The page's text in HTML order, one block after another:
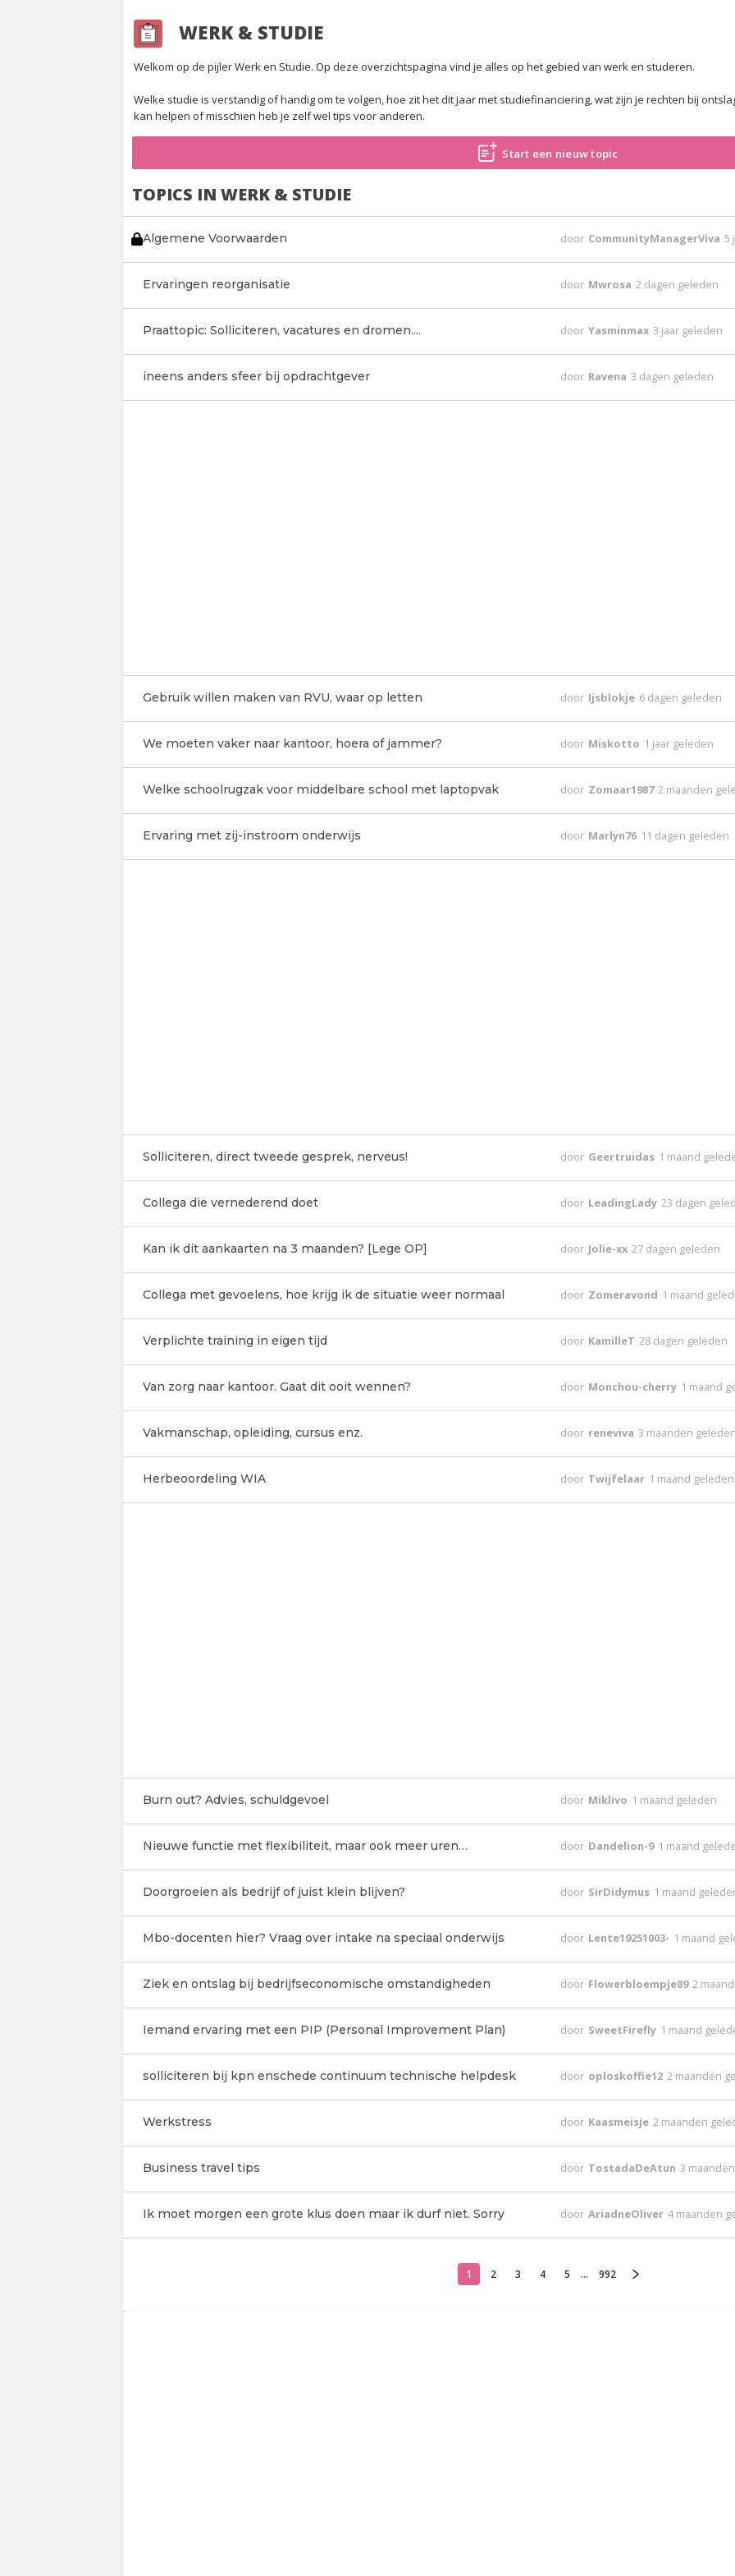
WERK & STUDIE
Welkom op de pijler Werk en Studie. Op deze overzichtspagina vind je alles op het gebied van werk en studeren.
Welke studie is verstandig of handig om te volgen, hoe zit het dit jaar met studiefinanciering, wat zijn je rechten bij
kan helpen of misschien heb je zelf wel tips voor anderen.
Start een nieuw topic
TOPICS IN WERK & STUDIE
Algemene Voorwaarden door CommunityManagerViva 5
Ervaringen reorganisatie door Mwrosa 2 dagen geleden
Praattopic: Solliciteren, vacatures en dromen.... door Yasminmax 3 jaar geleden
ineens anders sfeer bij opdrachtgever door Ravena 3 dagen geleden
Gebruik willen maken van RVU, waar op letten door Ijsblokje 6 dagen geleden
We moeten vaker naar kantoor, hoera of jammer? door Miskotto 1 jaar geleden
Welke schoolrugzak voor middelbare school met laptopvak door Zomaar1987 2 maanden
Ervaring met zij-instroom onderwijs door Marlyn76 11 dagen geleden
Solliciteren, direct tweede gesprek, nerveus! door Geertruidas 1 maand
Collega die vernederend doet door LeadingLady 23 dagen
Kan ik dit aankaarten na 3 maanden? [Lege OP] door Jolie-xx 27 dagen geleden
Collega met gevoelens, hoe krijg ik de situatie weer normaal door Zomeravond 1 maand
Verplichte training in eigen tijd door KamilleT 28 dagen geleden
Van zorg naar kantoor. Gaat dit ooit wennen? door Monchou-cherry 1 maand
Vakmanschap, opleiding, cursus enz. door reneviva 3 maanden geleden
Herbeoordeling WIA door Twijfelaar 1 maand geleden
Burn out? Advies, schuldgevoel door Miklivo 1 maand geleden
Nieuwe functie met flexibiliteit, maar ook meer uren… door Dandelion-9 1 maand
Doorgroeien als bedrijf of juist klein blijven? door SirDidymus 1 maand
Mbo-docenten hier? Vraag over intake na speciaal onderwijs door Lente19251003- 1 maand
Ziek en ontslag bij bedrijfseconomische omstandigheden door Flowerbloempje89 2
Iemand ervaring met een PIP (Personal Improvement Plan) door SweetFirefly 1 maand
solliciteren bij kpn enschede continuum technische helpdesk door oploskoffie12 2 maanden
Werkstress door Kaasmeisje 2 maanden
Business travel tips door TostadaDeAtun 3
Ik moet morgen een grote klus doen maar ik durf niet. Sorry door AriadneOliver 4 maanden
1 2 3 4 5 ... 992